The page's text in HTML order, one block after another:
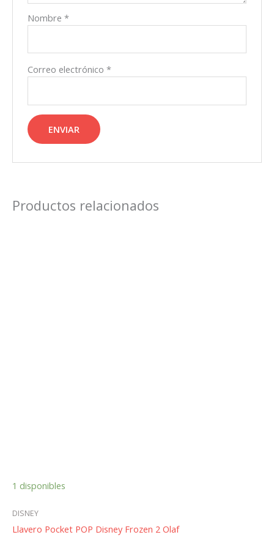
Nombre*
Correo electrónico*
Productos relacionados
1 disponibles
DISNEY
Llavero Pocket POP Disney Frozen 2 Olaf